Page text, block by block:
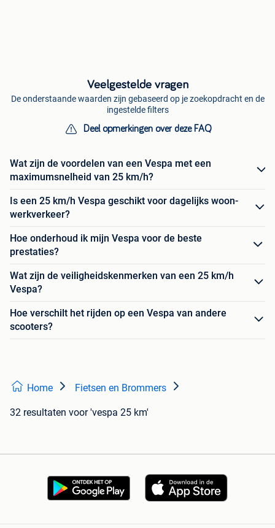
Veelgestelde vragen
De onderstaande waarden zijn gebaseerd op je zoekopdracht en de
ingestelde filters
Deel opmerkingen over deze FAQ
Wat zijn de voordelen van een Vespa met een
maximumsnelheid van 25 km/h?
Is een 25 km/h Vespa geschikt voor dagelijks woon-
werkverkeer?
Hoe onderhoud ik mijn Vespa voor de beste
prestaties?
Wat zijn de veiligheidskenmerken van een 25 km/h
Vespa?
Hoe verschilt het rijden op een Vespa van andere
scooters?
Home Fietsen en Brommers
32 resultaten voor 'vespa 25 km'